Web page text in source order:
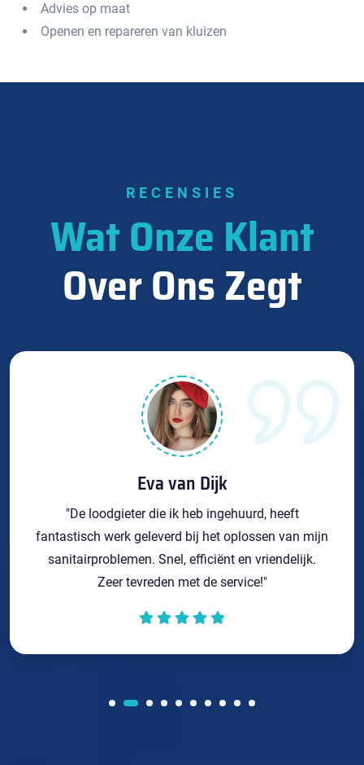
Advies op maat
Openen en repareren van kluizen
RECENSIES
Wat Onze Klant
Over Ons Zegt
Eva van Dijk
"De loodgieter die ik heb ingehuurd, heeft
fantastisch werk geleverd bij het oplossen van mijn
sanitairproblemen. Snel, efficiënt en vriendelijk.
Zeer tevreden met de service!"